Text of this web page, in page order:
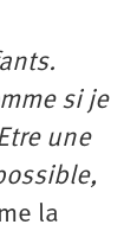
si je
une
la